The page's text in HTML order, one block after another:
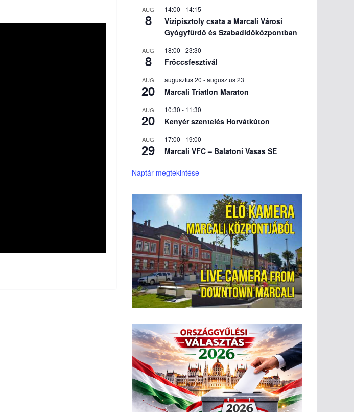
AUG
8
14:00 - 14:15
Vizipisztoly csata a Marcali Városi
Gyógyfürdő és Szabadidőközpontban
AUG
8
18:00 -23:30
Fröccsfesztivál
AUG
20
augusztus 20 -augusztus 23
Marcali Triatlon Maraton
AUG
20
10:30 - 11:30
Kenyér szentelés Horvátkúton
AUG
29
17:00 - 19:00
Marcali VFC – Balatoni Vasas SE
Naptár megtekintése